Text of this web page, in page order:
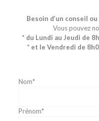
Besoin d’un conseil
Vous pouvez
* du Lundi au Jeudi de
* et le Vendredi de
Nom*
Prénom*